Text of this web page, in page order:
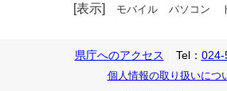
[表示] モバイル パソコン
県庁へのアクセス Tel： 024-
個人情報の取り扱いにつ